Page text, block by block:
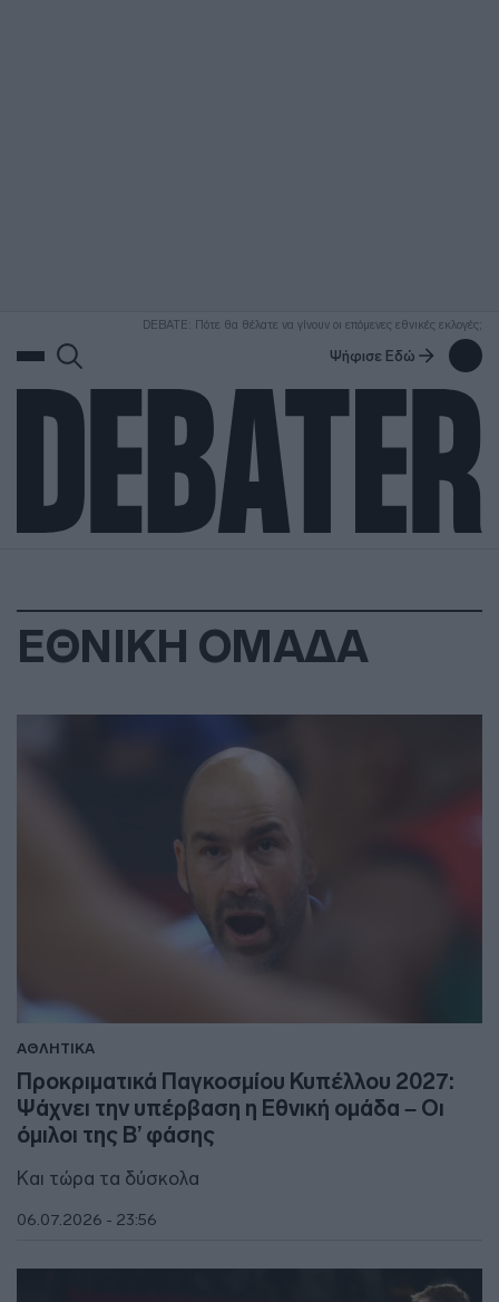
DEBATE: Πότε θα θέλατε να γίνουν οι επόμενες εθνικές εκλογές;
Ψήφισε Εδώ
ΕΘΝΙΚΗ ΟΜΑΔΑ
ΑΘΛΗΤΙΚΑ
Προκριματικά Παγκοσμίου Κυπέλλου 2027:
Ψάχνει την υπέρβαση η Εθνική ομάδα – Οι
όμιλοι της Β’ φάσης
Και τώρα τα δύσκολα
06.07.2026 - 23:56